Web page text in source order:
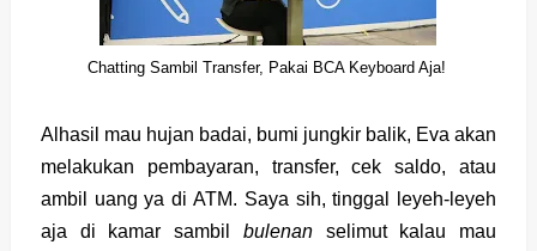
Chatting Sambil Transfer, Pakai BCA Keyboard Aja!
Alhasil mau hujan badai, bumi jungkir balik, Eva akan
melakukan pembayaran, transfer, cek saldo, atau
ambil uang ya di ATM. Saya sih, tinggal leyeh-leyeh
aja di kamar sambil bulenanselimut kalau mau